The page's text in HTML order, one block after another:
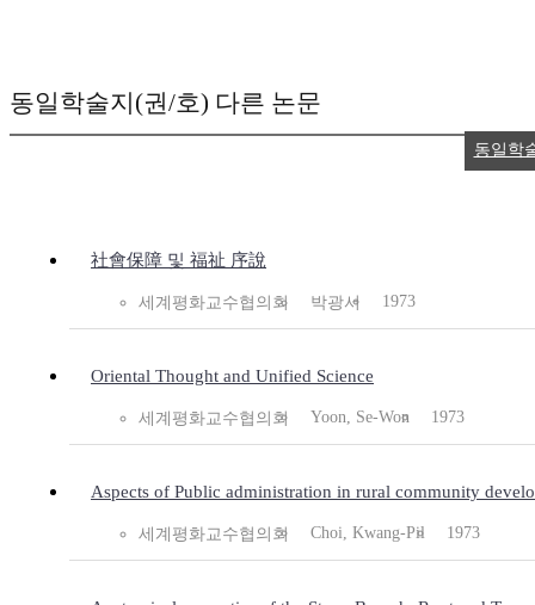
동일학술지(권/호) 다른 논문
社會保障 및 福祉 序說
세계평화교수협의회 박광서 1973
Oriental Thought and Unified Science
세계평화교수협의회 Yoon, Se-Won 1973
Aspects of Public administration in rural community
세계평화교수협의회 Choi, Kwang-Pil 1973
동일학